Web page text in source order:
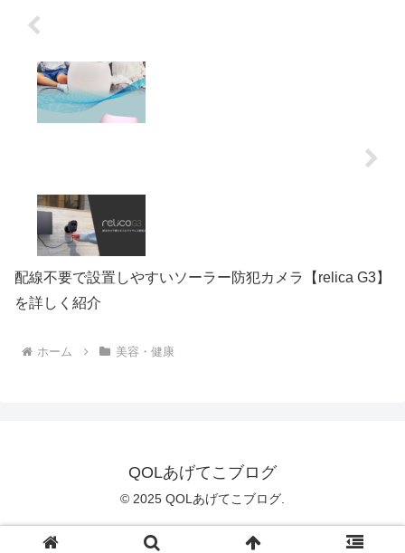
配線不要で設置しやすいソーラー防犯カメラ【relica G3】
を詳しく紹介
ホーム 美容・健康
QOLあげてこブログ
© 2025 QOLあげてこブログ.
プライバシーポリシー 特定商取引法に基づく表記